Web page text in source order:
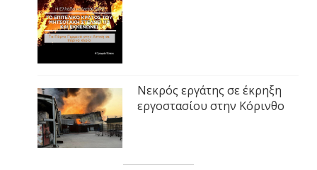
Νεκρός εργάτης σε έκρηξη
εργοστασίου στην Κόρινθο